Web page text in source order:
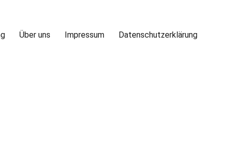
Über uns Impressum Datenschutzerklärung